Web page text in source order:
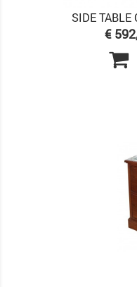
SIDE TABLE
Prijs
€